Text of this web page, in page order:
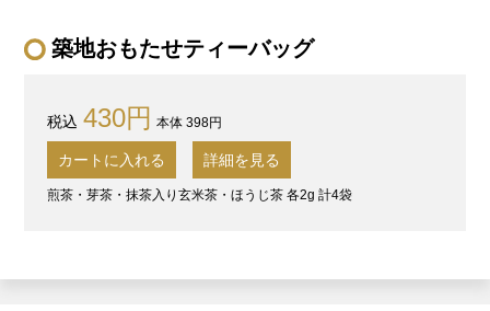
築地おもたせティーバッグ
430円 本体 398円
カートに入れる 詳細を見る
煎茶・芽茶・抹茶入り玄米茶・ほうじ茶 各2g 計4袋